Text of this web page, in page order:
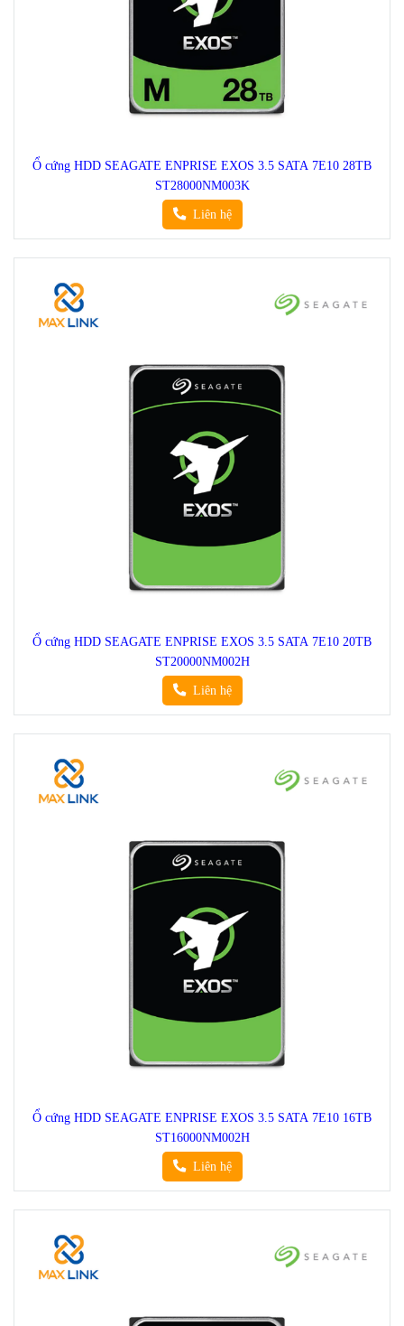
Ổ cứng HDD SEAGATE ENPRISE EXOS 3.5 SATA 7E10 28TB
ST28000NM003K
Liên hệ
Ổ cứng HDD SEAGATE ENPRISE EXOS 3.5 SATA 7E10 20TB
ST20000NM002H
Liên hệ
Ổ cứng HDD SEAGATE ENPRISE EXOS 3.5 SATA 7E10 16TB
ST16000NM002H
Liên hệ